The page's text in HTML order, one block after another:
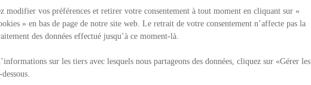
modifier vos préférences et retirer votre consentement à tout moment en cliquant sur «
» en bas de page de notre site web. Le retrait de votre consentement n’affecte pas la
des données effectué jusqu’à ce moment-là.
sur les tiers avec lesquels nous partageons des données, cliquez sur «Gérer les